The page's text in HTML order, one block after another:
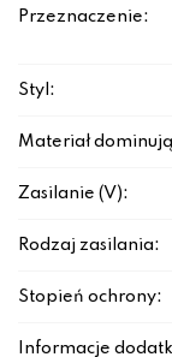
Przeznaczenie:
Styl:
Materiał
Zasilanie (V):
Rodzaj zasilania:
Stopień ochrony:
Informacje